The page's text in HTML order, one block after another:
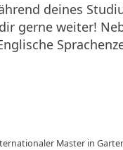
deines
gerne weiter!
Master in